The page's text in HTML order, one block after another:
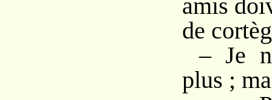
amis
de
– Je
plus ;